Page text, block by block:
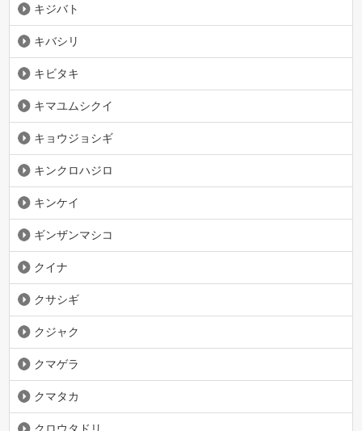
キジバト
キバシリ
キビタキ
キマユムシクイ
キョウジョシギ
キンクロハジロ
キンケイ
ギンザンマシコ
クイナ
クサシギ
クジャク
クマゲラ
クマタカ